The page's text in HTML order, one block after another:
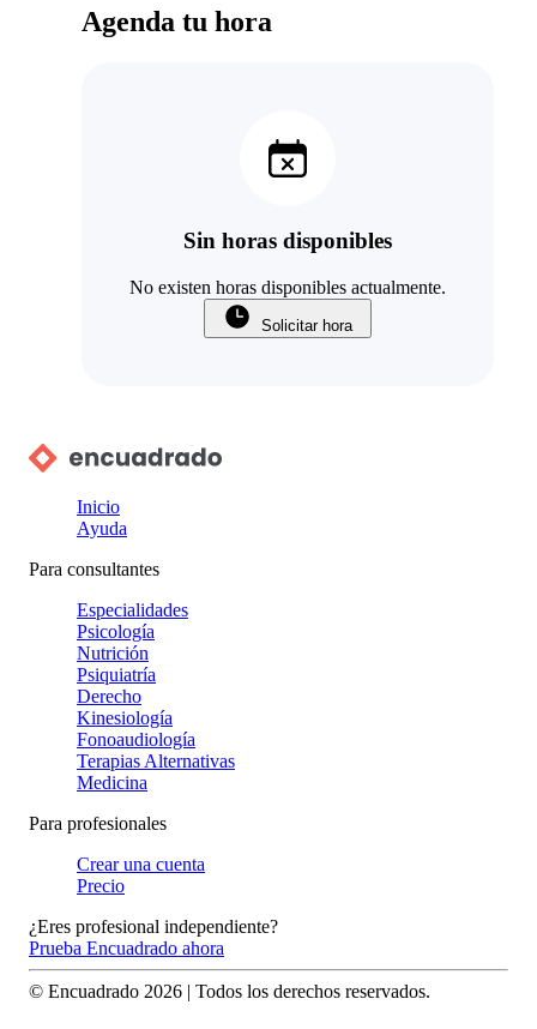
Agenda tu hora
Sin horas disponibles
No existen horas disponibles actualmente.
Solicitar hora
Inicio
Ayuda
Para consultantes
Especialidades
Psicología
Nutrición
Psiquiatría
Derecho
Kinesiología
Fonoaudiología
Terapias Alternativas
Medicina
Para profesionales
Crear una cuenta
Precio
¿Eres profesional independiente?
Prueba Encuadrado ahora
© Encuadrado 2026 | Todos los derechos reservados.